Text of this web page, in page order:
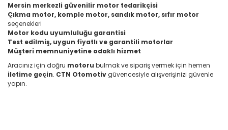
Mersin merkezli güvenilir motor tedarikçisi
Çıkma motor, komple motor, sandık motor, sıfır motor
seçenekleri
Motor kodu uyumluluğu garantisi
Test edilmiş, uygun fiyatlı ve garantili motorlar
Müşteri memnuniyetine odaklı hizmet
Aracınız için doğru motoru bulmak ve sipariş vermek için hemen
iletime geçin. CTN Otomotivgüvencesiyle alışverişinizi güvenle
yapın.